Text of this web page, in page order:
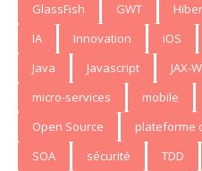
GlassFish
GWT
IA
Innovation iOS
Java
Javascript JAX-
micro-services
mobile
Open Source
plateforme
SOA
sécurité TDD